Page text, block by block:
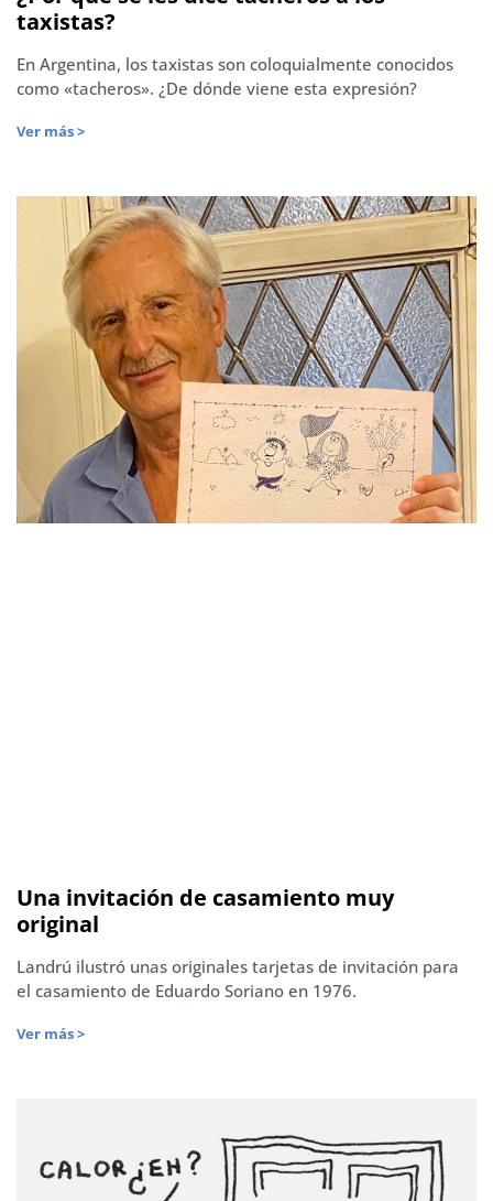
taxistas?
En Argentina, los taxistas son coloquialmente conocidos
como «tacheros». ¿De dónde viene esta expresión?
Ver más >
Una invitación de casamiento muy
original
Landrú ilustró unas originales tarjetas de invitación para
el casamiento de Eduardo Soriano en 1976.
Ver más >